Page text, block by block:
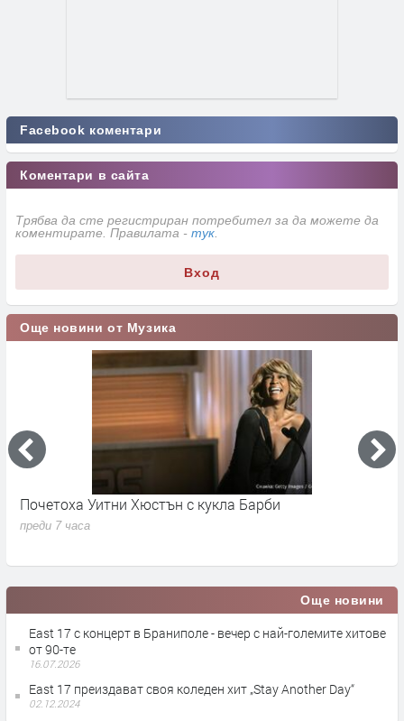
Facebook коментари
Коментари в сайта
Трябва да сте регистриран потребител за да можете да
коментирате. Правилата - тук
Вход
Още новини от Музика
Почетоха Уитни Хюстън с кукла Барби
преди 7 часа
Още новини
East 17 с концерт в Браниполе - вечер с най-големите хитове
от 90-те
16.07.2026
East 17 преиздават своя коледен хит „Stay Another Day“
02.12.2024